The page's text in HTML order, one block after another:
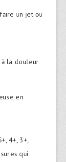
un jet ou
la douleur
en
4+, 3+,
qui